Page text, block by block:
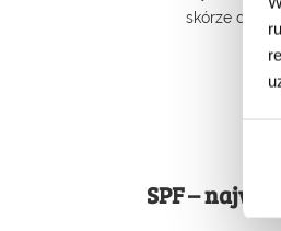
skórze
SPF –